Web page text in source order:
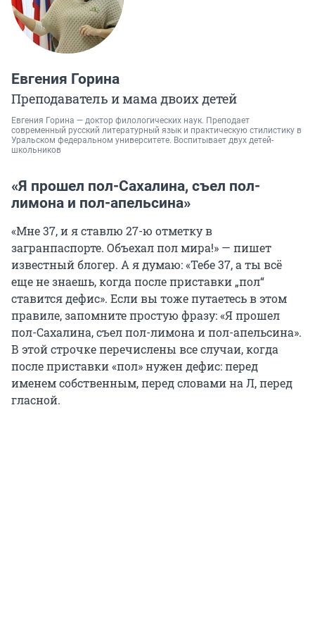
Евгения Горина
Преподаватель и мама двоих детей
Евгения Горина — доктор филологических наук. Преподает
современный русский литературный язык и практическую стилистику в
Уральском федеральном университете. Воспитывает двух детей-
школьников
«Я прошел пол-Сахалина, съел пол-
лимона и пол-апельсина»
«Мне 37, и я ставлю 27-ю отметку в
загранпаспорте. Объехал пол мира!» — пишет
известный блогер. А я думаю: «Тебе 37, а ты всё
еще не знаешь, когда после приставки „пол“
ставится дефис». Если вы тоже путаетесь в этом
правиле, запомните простую фразу: «Я прошел
пол-Сахалина, съел пол-лимона и пол-апельсина».
В этой строчке перечислены все случаи, когда
после приставки «пол» нужен дефис: перед
именем собственным, перед словами на Л, перед
гласной.